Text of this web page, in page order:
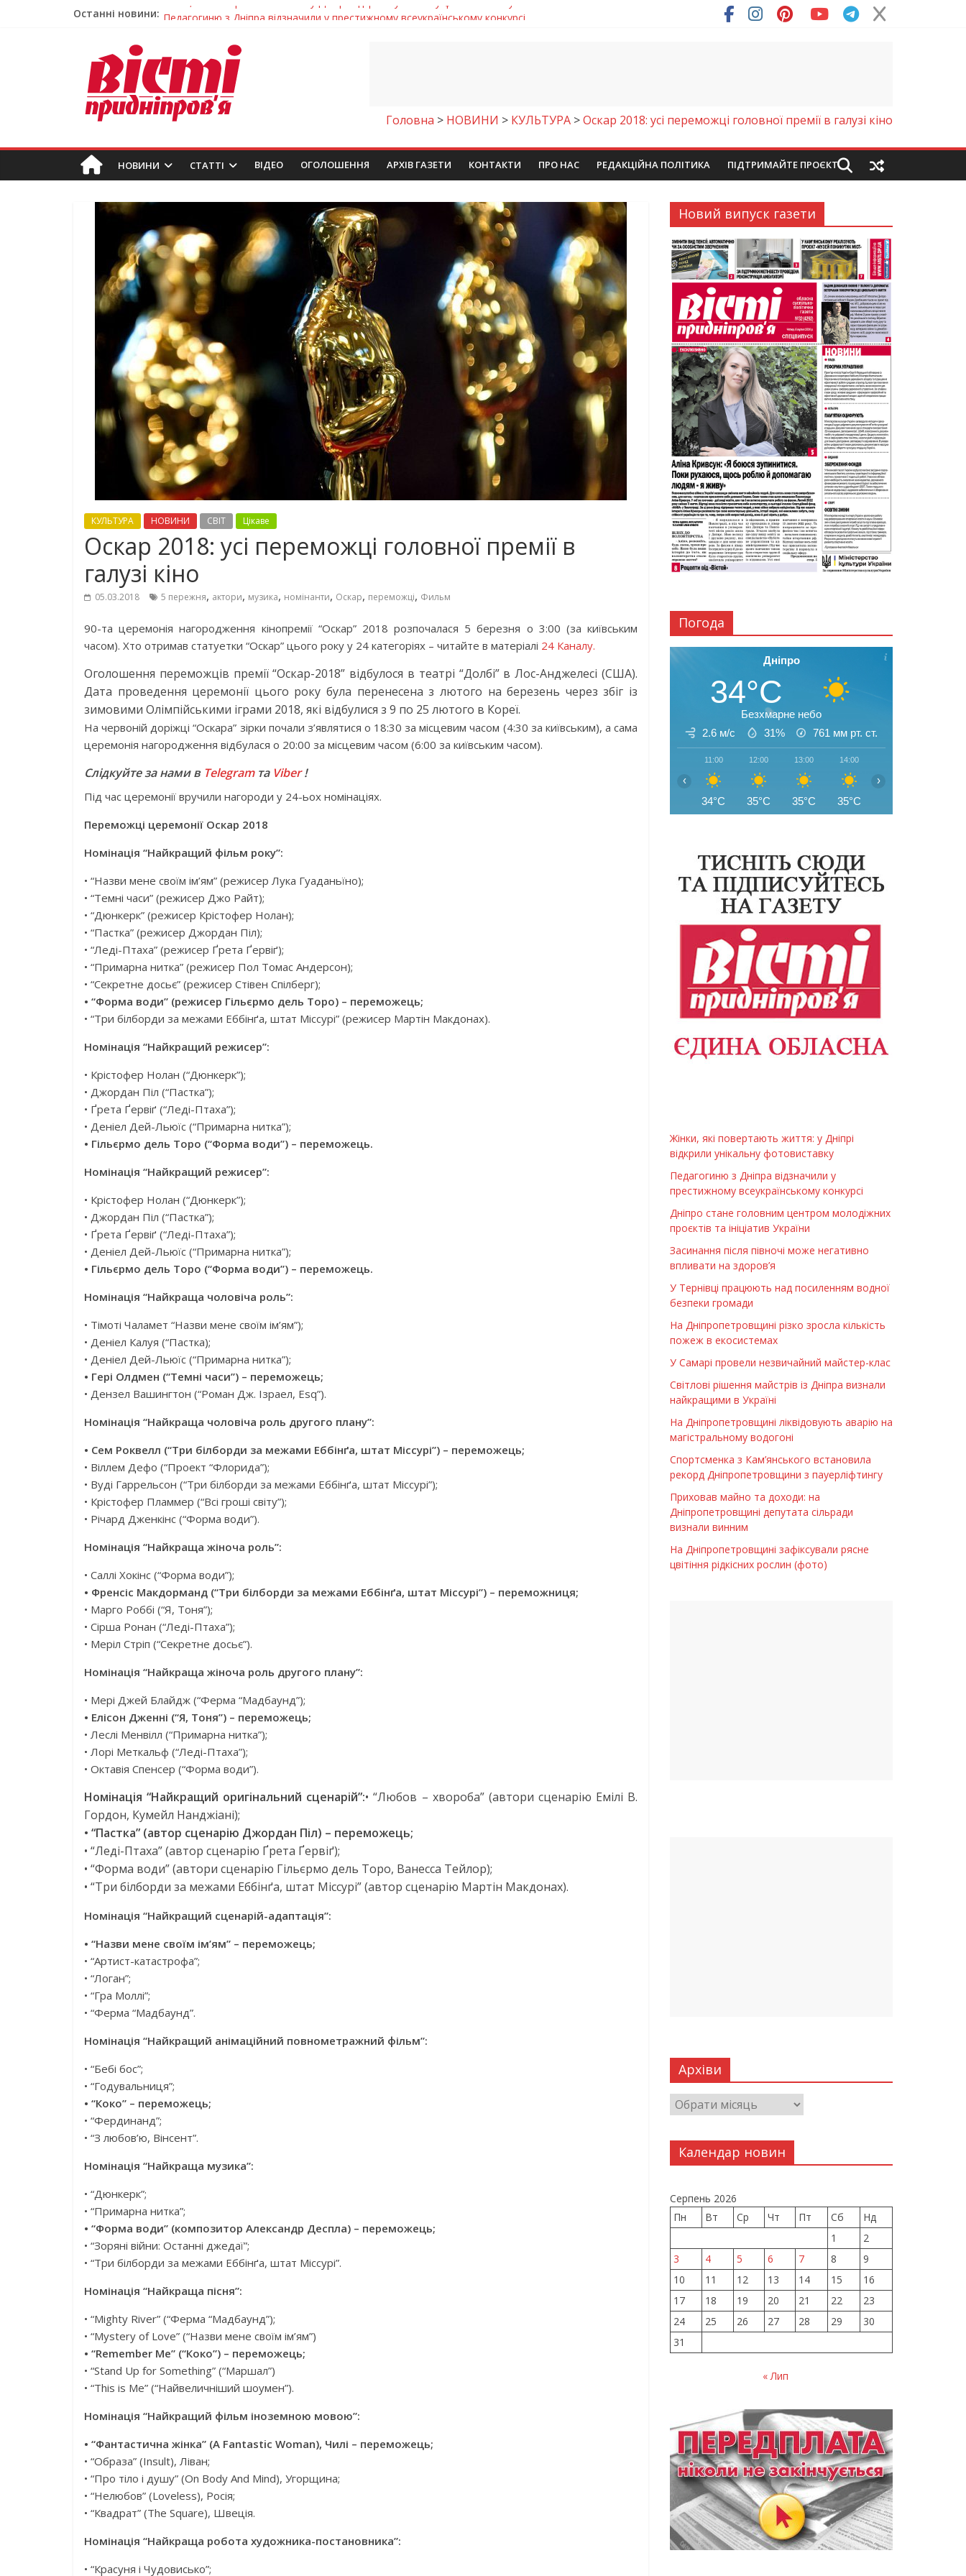
Останні новини: Педагогиню з Дніпра відзначили у престижному всеукраїнському конкурсі
Засинання після півночі може негативно впливати на здоров’я
У Тернівці працюють над посиленням водної безпеки громади
Жінки, які повертають життя: у Дніпрі відкрили унікальну фотовиставку
Головна > НОВИНИ > КУЛЬТУРА >Оскар 2018: усі переможці головної премії в галузі кіно
НОВИНИ СТАТТІ ВIДЕО ОГОЛОШЕННЯ АРХІВ ГАЗЕТИ КОНТАКТИ ПРО НАС РЕДАКЦІЙНА ПОЛІТИКА ПІДТРИМАЙТЕ ПРОЄКТ
КУЛЬТУРА НОВИНИ СВІТ Цікаве
Оскар 2018: усі переможці головної премії в
галузі кіно
05.03.2018 5 пережня, актори, музика, номінанти, Оскар, переможці, Фильм
90-та церемонія нагородження кінопремії “Оскар” 2018 розпочалася 5 березня о 3:00 (за київським
часом). Хто отримав статуетки “Оскар” цього року у 24 категоріях – читайте в матеріалі 24 Каналу.
Оголошення переможців премії “Оскар-2018” відбулося в театрі “Долбі” в Лос-Анджелесі (США).
Дата проведення церемонії цього року була перенесена з лютого на березень через збіг із
зимовими Олімпійськими іграми 2018, які відбулися з 9 по 25 лютого в Кореї.
На червоній доріжці “Оскара” зірки почали з’являтися о 18:30 за місцевим часом (4:30 за київським), а сама
церемонія нагородження відбулася о 20:00 за місцевим часом (6:00 за київським часом).
Слідкуйте за нами в Telegramта Viber!
Під час церемонії вручили нагороди у 24-ьох номінаціях.
Переможці церемонії Оскар 2018
Номінація “Найкращий фільм року”:
• “Назви мене своїм ім’ям” (режисер Лука Гуаданьїно);
• “Темні часи” (режисер Джо Райт);
• “Дюнкерк” (режисер Крістофер Нолан);
• “Пастка” (режисер Джордан Піл);
• “Леді-Птаха” (режисер Ґрета Ґервіґ);
• “Примарна нитка” (режисер Пол Томас Андерсон);
• “Секретне досьє” (режисер Стівен Спілберг);
• “Форма води” (режисер Гільєрмо дель Торо) – переможець;
• “Три білборди за межами Еббінґа, штат Міссурі” (режисер Мартін Макдонах).
Номінація “Найкращий режисер”:
• Крістофер Нолан (“Дюнкерк”);
• Джордан Піл (“Пастка”);
• Ґрета Ґервіґ (“Леді-Птаха”);
• Деніел Дей-Льюїс (“Примарна нитка”);
• Гільєрмо дель Торо (“Форма води”) – переможець.
Номінація “Найкращий режисер”:
• Крістофер Нолан (“Дюнкерк”);
• Джордан Піл (“Пастка”);
• Ґрета Ґервіґ (“Леді-Птаха”);
• Деніел Дей-Льюїс (“Примарна нитка”);
• Гільєрмо дель Торо (“Форма води”) – переможець.
Номінація “Найкраща чоловіча роль”:
• Тімоті Чаламет “Назви мене своїм ім’ям”);
• Деніел Калуя (“Пастка);
• Деніел Дей-Льюїс (“Примарна нитка”);
• Гері Олдмен (“Темні часи”) – переможець;
• Дензел Вашингтон (“Роман Дж. Ізраел, Esq”).
Номінація “Найкраща чоловіча роль другого плану”:
• Сем Роквелл (“Три білборди за межами Еббінґа, штат Міссурі”) – переможець;
• Віллем Дефо (“Проект “Флорида”);
• Вуді Гаррельсон (“Три білборди за межами Еббінґа, штат Міссурі”);
• Крістофер Пламмер (“Всі гроші світу”);
• Річард Дженкінс (“Форма води”).
Номінація “Найкраща жіноча роль”:
• Саллі Хокінс (“Форма води”);
• Френсіс Макдорманд (“Три білборди за межами Еббінґа, штат Міссурі”) – переможниця;
• Марго Роббі (“Я, Тоня”);
• Сірша Ронан (“Леді-Птаха”);
• Меріл Стріп (“Секретне досьє”).
Номінація “Найкраща жіноча роль другого плану”:
• Мері Джей Блайдж (“Ферма “Мадбаунд”);
• Елісон Дженні (“Я, Тоня”) – переможець;
• Леслі Менвілл (“Примарна нитка”);
• Лорі Меткальф (“Леді-Птаха”);
• Октавія Спенсер (“Форма води”).
Номінація “Найкращий оригінальний сценарій”:• “Любов – хвороба” (автори сценарію Емілі В.
Гордон, Кумейл Нанджіані);
• “Пастка” (автор сценарію Джордан Піл) – переможець;
• “Леді-Птаха” (автор сценарію Ґрета Ґервіґ);
• “Форма води” (автори сценарію Гільєрмо дель Торо, Ванесса Тейлор);
• “Три білборди за межами Еббінґа, штат Міссурі” (автор сценарію Мартін Макдонах).
Номінація “Найкращий сценарій-адаптація”:
• “Назви мене своїм ім’ям” – переможець;
• “Артист-катастрофа”;
• “Логан”;
• “Гра Моллі”;
• “Ферма “Мадбаунд”.
Номінація “Найкращий анімаційний повнометражний фільм”:
• “Бебі бос”;
• “Годувальниця”;
• “Коко” – переможець;
• “Фердинанд”;
• “З любов’ю, Вінсент”.
Номінація “Найкраща музика”:
• “Дюнкерк”;
• “Примарна нитка”;
• “Форма води” (композитор Александр Деспла) – переможець;
• “Зоряні війни: Останні джедаї”;
• “Три білборди за межами Еббінґа, штат Міссурі”.
Номінація “Найкраща пісня”:
• “Mighty River” (“Ферма “Мадбаунд”);
• “Mystery of Love” (“Назви мене своїм ім’ям”)
• “Remember Me” (“Коко”) – переможець;
• “Stand Up for Something” (“Маршал”)
• “This is Me” (“Найвеличніший шоумен”).
Номінація “Найкращий фільм іноземною мовою”:
• “Фантастична жінка” (A Fantastic Woman), Чилі – переможець;
• “Образа” (Insult), Ліван;
• “Про тіло і душу” (On Body And Mind), Угорщина;
• “Нелюбов” (Loveless), Росія;
• “Квадрат” (The Square), Швеція.
Номінація “Найкраща робота художника-постановника”:
• “Красуня і Чудовисько”;
Новий випуск газети
Погода
Дніпро
34°C
Безхмарне небо
2.6 м/с
31% 761 мм рт. ст.
11:00
34°C
12:00
35°C
13:00
35°C
14:00
35°C
‹ ›
Жінки, які повертають життя: у Дніпрі
відкрили унікальну фотовиставку
Педагогиню з Дніпра відзначили у
престижному всеукраїнському конкурсі
Дніпро стане головним центром молодіжних
проєктів та ініціатив України
Засинання після півночі може негативно
впливати на здоров’я
У Тернівці працюють над посиленням водної
безпеки громади
На Дніпропетровщині різко зросла кількість
пожеж в екосистемах
У Самарі провели незвичайний майстер-клас
Світлові рішення майстрів із Дніпра визнали
найкращими в Україні
На Дніпропетровщині ліквідовують аварію на
магістральному водогоні
Спортсменка з Кам’янського встановила
рекорд Дніпропетровщини з пауерліфтингу
Приховав майно та доходи: на
Дніпропетровщині депутата сільради
визнали винним
На Дніпропетровщині зафіксували рясне
цвітіння рідкісних рослин (фото)
Архіви
Календар новин
Серпень 2026
Пн
Вт Ср Чт Пт Сб
Нд
1
2
3
4 5 6 7 8
9
10
11 12 13 14 15
16
17
18 19 20 21 22
23
24
25 26 27 28 29
30
31
« Лип